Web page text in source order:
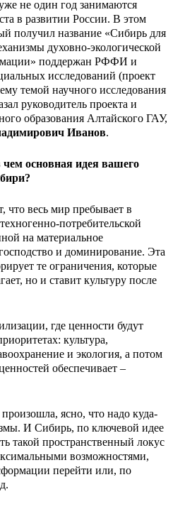
не один год занимаются
в развитии России. В этом
получил название «Сибирь для
духовно-экологической
поддержан РФФИ и
исследований (проект
темой научного исследования
руководитель проекта и
образования Алтайского ГАУ,
Иванов.
основная идея вашего
что весь мир пребывает в
потребительской
на материальное
и доминирование. Эта
те ограничения, которые
но и ставит культуру после
где ценности будут
культура,
и экология, а потом
обеспечивает –
ясно, что надо куда-
И Сибирь, по ключевой идее
такой пространственный локус
возможностями,
перейти или, по